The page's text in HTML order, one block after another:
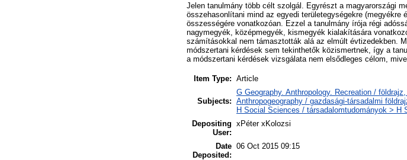
Jelen tanulmány több célt szolgál. Egyrészt a magyarországi
összehasonlítani mind az egyedi területegységekre (megyékre
összességére vonatkozóan. Ezzel a tanulmány írója régi
nagymegyék, középmegyék, kismegyék kialakítására
számításokkal nem támasztották alá az elmúlt évtizedekben.
módszertani kérdések sem tekinthetők közismertnek, így a
a módszertani kérdések vizsgálata nem elsődleges célom,
Item Type: Article
Subjects:
G Geography. Anthropology. Recreation /
Anthropogeography / gazdasági-társadalmi
H Social Sciences / társadalomtudományok > H
Depositing
User:
xPéter xKolozsi
Date
Deposited:
06 Oct 2015 09:15